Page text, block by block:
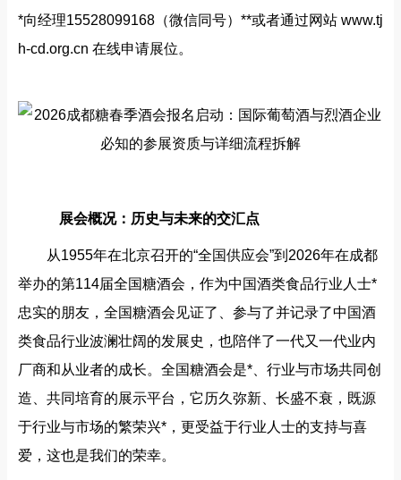
*向经理15528099168（微信同号）**或者通过网站 www.tj
h-cd.org.cn 在线申请展位。
展会概况：历史与未来的交汇点
从1955年在北京召开的“全国供应会”到2026年在成都
举办的第114届全国糖酒会，作为中国酒类食品行业人士*
忠实的朋友，全国糖酒会见证了、参与了并记录了中国酒
类食品行业波澜壮阔的发展史，也陪伴了一代又一代业内
厂商和从业者的成长。全国糖酒会是*、行业与市场共同创
造、共同培育的展示平台，它历久弥新、长盛不衰，既源
于行业与市场的繁荣兴*，更受益于行业人士的支持与喜
爱，这也是我们的荣幸。